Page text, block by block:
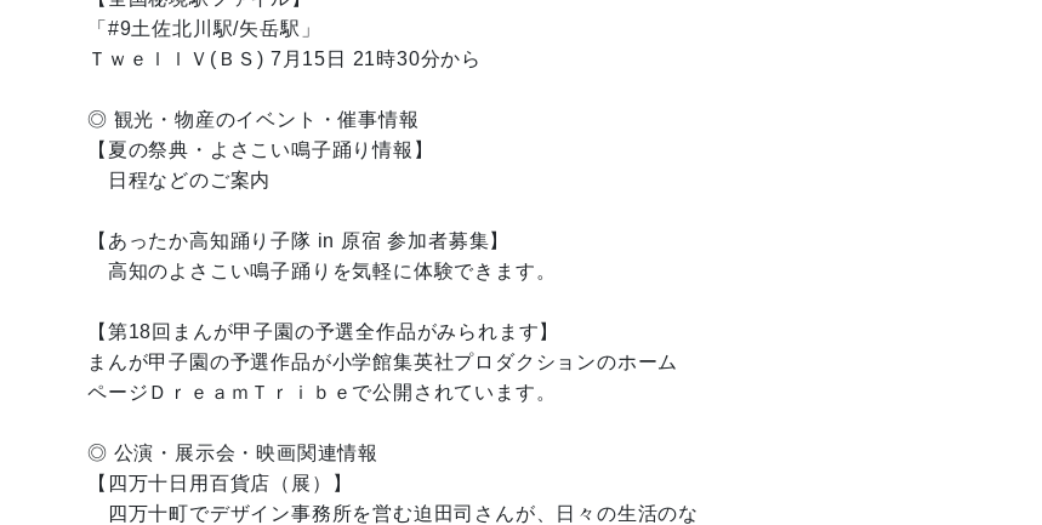
「#9土佐北川駅/矢岳駅」
ＴｗｅｌｌＶ(ＢＳ) 7月15日 21時30分から
◎ 観光・物産のイベント・催事情報
【夏の祭典・よさこい鳴子踊り情報】
日程などのご案内
【あったか高知踊り子隊 in 原宿 参加者募集】
高知のよさこい鳴子踊りを気軽に体験できます。
【第18回まんが甲子園の予選全作品がみられます】
まんが甲子園の予選作品が小学館集英社プロダクションのホーム
ページＤｒｅａｍＴｒｉｂｅで公開されています。
◎ 公演・展示会・映画関連情報
【四万十日用百貨店（展）】
四万十町でデザイン事務所を営む迫田司さんが、日々の生活のな